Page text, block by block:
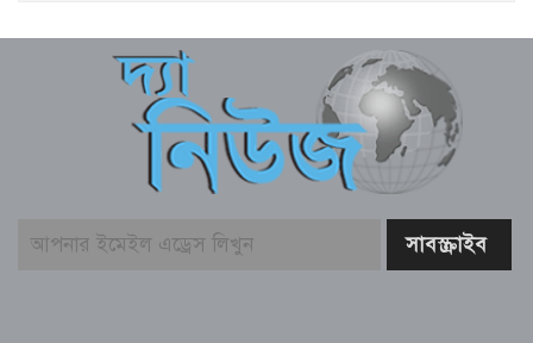
যুবকের মৃত্যু
পাইকগাছায় ছাত্র ও দরিদ্র মানুষের মাঝে
সাইকেল, সেলাই মেশিন ও ভ্যান বিতরণ
মার্কিন প্রশান্ত মহাসাগরীয় নৌবহর
কমান্ডারের বাংলাদেশ সফর শেষ